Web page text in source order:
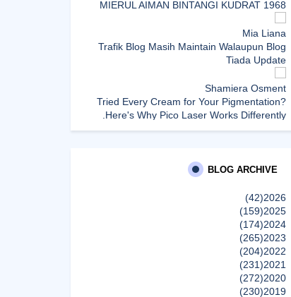
MIERUL AIMAN BINTANGI KUDRAT 1968
Mia Liana
Trafik Blog Masih Maintain Walaupun Blog
Tiada Update
Shamiera Osment
Tried Every Cream for Your Pigmentation?
Here's Why Pico Laser Works Differently.
Ibrahim Returns With New Single “Ibu Doa”
SURIA AMANDA
Blog Kawan Kawan Kena Removed? Why....
إظهار الكل
BLOG ARCHIVE
2026
(42)
2025
(159)
2024
(174)
2023
(265)
2022
(204)
2021
(231)
2020
(272)
2019
(230)